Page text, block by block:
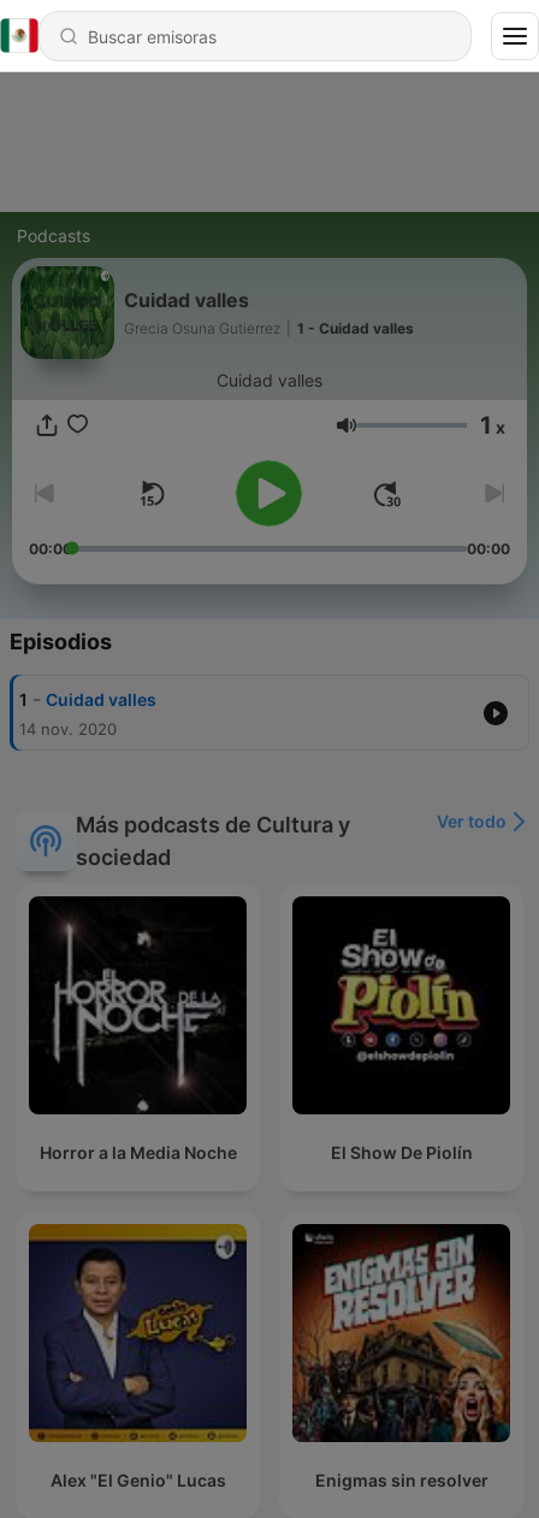
Podcasts
Cuidad valles
Grecia Osuna Gutierrez 1 - Cuidad valles
Cuidad valles
Volumen 1 x
00:00 00:00
Episodios
1 - Cuidad valles
14 nov. 2020
Más podcasts de Cultura y
sociedad
Ver todo
Horror a la Media Noche El Show De Piolín
Alex "El Genio" Lucas Enigmas sin resolver